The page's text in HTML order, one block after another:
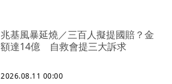
兆基風暴延燒／三百人擬提國賠？金
額達14億 自救會提三大訴求
2026.08.11 00:00